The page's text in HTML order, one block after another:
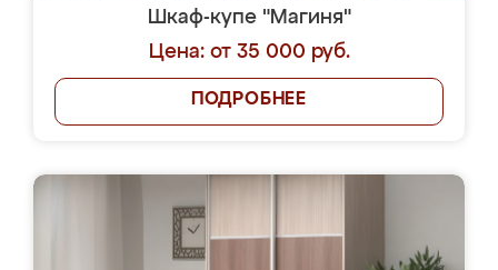
Шкаф-купе "Магиня"
Цена: от 35 000 руб.
ПОДРОБНЕЕ